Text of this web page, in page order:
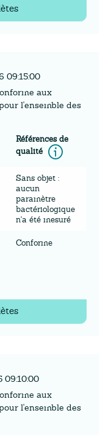
09:15:00
aux
l'ensemble des
Références de
qualité
Sans objet :
aucun
paramètre
bactériologique
n'a été mesuré
Conforme
09:10:00
aux
l'ensemble des